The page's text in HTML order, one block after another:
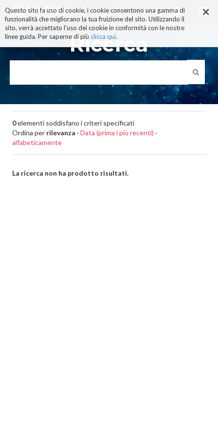
×
Questo sito fa uso di cookie, i cookie consentono una gamma di
funzionalità che migliorano la tua fruizione del sito. Utilizzando il
sito, verrà accettato l'uso dei cookie in conformità con le nostre
linee guida. Per saperne di più clicca qui.
ai
contenuti.
|
alla
navigazione
Ricerca
0elementi soddisfano i criteri specificati
Ordina per rilevanza · Data (prima i più recenti) ·
alfabeticamente
La ricerca non ha prodotto risultati.